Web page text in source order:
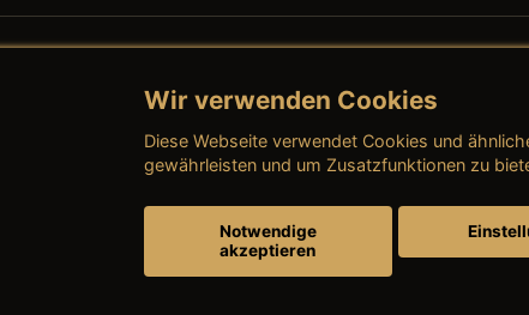
Rechtliches
→ Impressum
→ AGB
Wir verwenden Cookies
Diese Webseite verwendet Cookies und
gewährleisten und um Zusatzfunktionen zu
Notwendige
akzeptieren